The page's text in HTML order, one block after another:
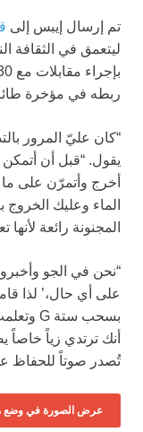
تم إرسال إيبس إلى
ليتعمق في الثقافة
ربطه في مؤخرة
“كان عليّ المرور
يقول. “قبل أن
أخرج وأتمرّن على
الماء وعليك
المجنونة رائعة
“نحن في الجو
على أي حال،’ لذا
أنك ترتدي زياً
تُصدر صوتاً للحفاظ
عرض الصورة في وضع